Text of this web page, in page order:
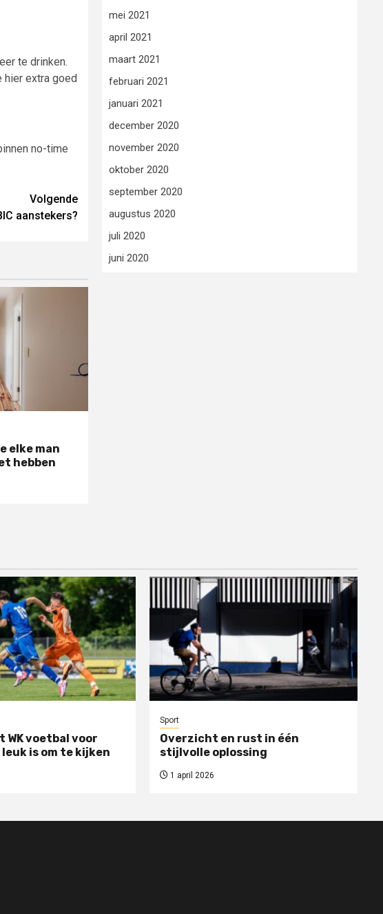
te drinken.
hier extra goed
no-time
Volgende
aanstekers?
elke man
hebben
mei 2021
april 2021
maart 2021
februari 2021
januari 2021
december 2020
november 2020
oktober 2020
september 2020
augustus 2020
juli 2020
juni 2020
WK voetbal voor
is om te kijken
Sport
Overzicht en rust in één
stijlvolle oplossing
1 april 2026